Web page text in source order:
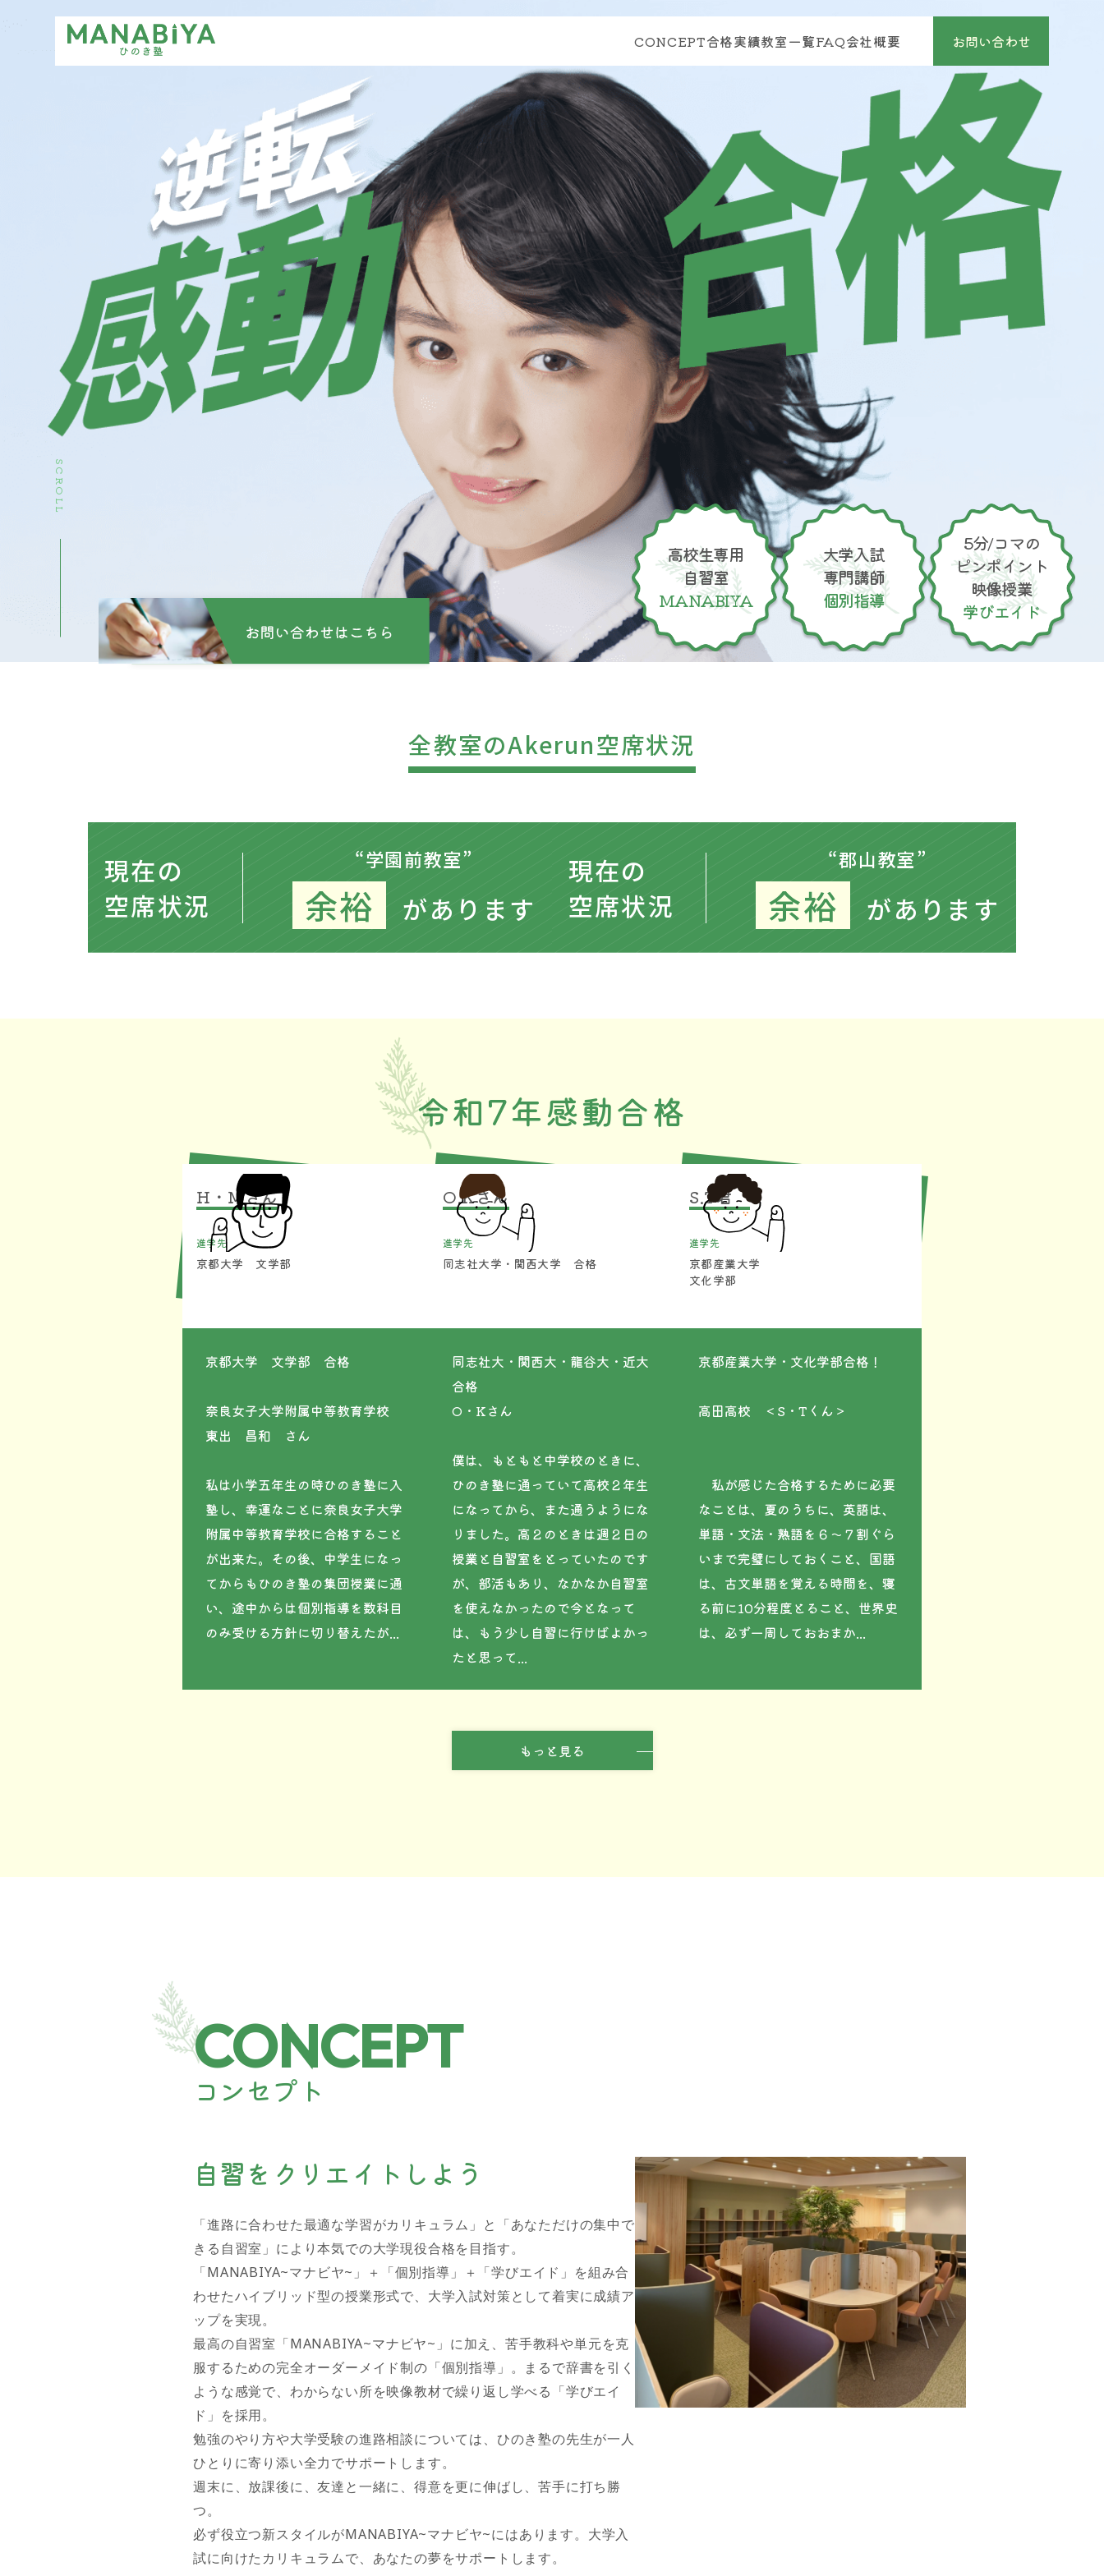
CONCEPT合格実績教室一覧FAQ会社概要 お問い合わせ
SCROLL
高校生専用
自習室
MANABIYA
大学入試
専門講師
個別指導
5分/コマの
ピンポイント
映像授業
学びエイド
全教室のAkerun空席状況
現在の
空席状況
“学園前教室”
余裕 があります
現在の
空席状況
“郡山教室”
余裕 があります
令和7年感動合格
H・Mさん
進学先
京都大学 文学部
京都大学 文学部 合格
奈良女子大学附属中等教育学校
東出 昌和 さん
私は小学五年生の時ひのき塾に入
塾し、幸運なことに奈良女子大学
附属中等教育学校に合格すること
が出来た。その後、中学生になっ
てからもひのき塾の集団授業に通
い、途中からは個別指導を数科目
のみ受ける方針に切り替えたが...
O.Kさん
進学先
同志社大学・関西大学 合格
同志社大・関西大・龍谷大・近大
合格
O・Kさん
僕は、もともと中学校のときに、
ひのき塾に通っていて高校２年生
になってから、また通うようにな
りました。高２のときは週２日の
授業と自習室をとっていたのです
が、部活もあり、なかなか自習室
を使えなかったので今となって
は、もう少し自習に行けばよかっ
たと思って...
S.T君
進学先
京都産業大学
文化学部
京都産業大学・文化学部合格！
高田高校 ＜S・Tくん＞
私が感じた合格するために必要
なことは、夏のうちに、英語は、
単語・文法・熟語を６～７割ぐら
いまで完璧にしておくこと、国語
は、古文単語を覚える時間を、寝
る前に10分程度とること、世界史
は、必ず一周しておおまか...
もっと見る
CONCEPT
コンセプト
自習をクリエイトしよう
「進路に合わせた最適な学習がカリキュラム」と「あなただけの集中で
きる自習室」により本気での大学現役合格を目指す。
「MANABIYA~マナビヤ~」＋「個別指導」＋「学びエイド」を組み合
わせたハイブリッド型の授業形式で、大学入試対策として着実に成績ア
ップを実現。
最高の自習室「MANABIYA~マナビヤ~」に加え、苦手教科や単元を克
服するための完全オーダーメイド制の「個別指導」。まるで辞書を引く
ような感覚で、わからない所を映像教材で繰り返し学べる「学びエイ
ド」を採用。
勉強のやり方や大学受験の進路相談については、ひのき塾の先生が一人
ひとりに寄り添い全力でサポートします。
週末に、放課後に、友達と一緒に、得意を更に伸ばし、苦手に打ち勝
つ。
必ず役立つ新スタイルがMANABIYA~マナビヤ~にはあります。大学入
試に向けたカリキュラムで、あなたの夢をサポートします。